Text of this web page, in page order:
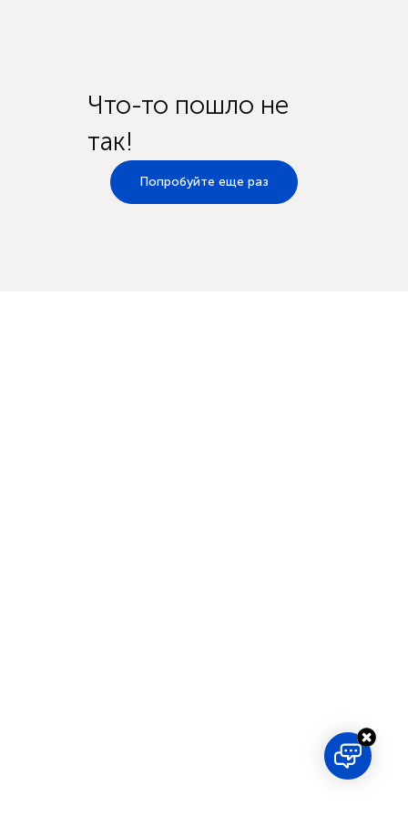
Что-то пошло не
так!
Попробуйте еще раз